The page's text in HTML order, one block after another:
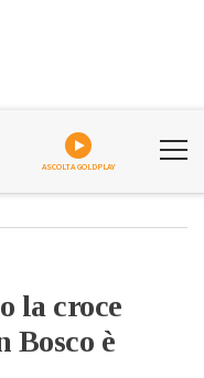
ASCOLTA GOLDPLAY
la croce
Bosco è